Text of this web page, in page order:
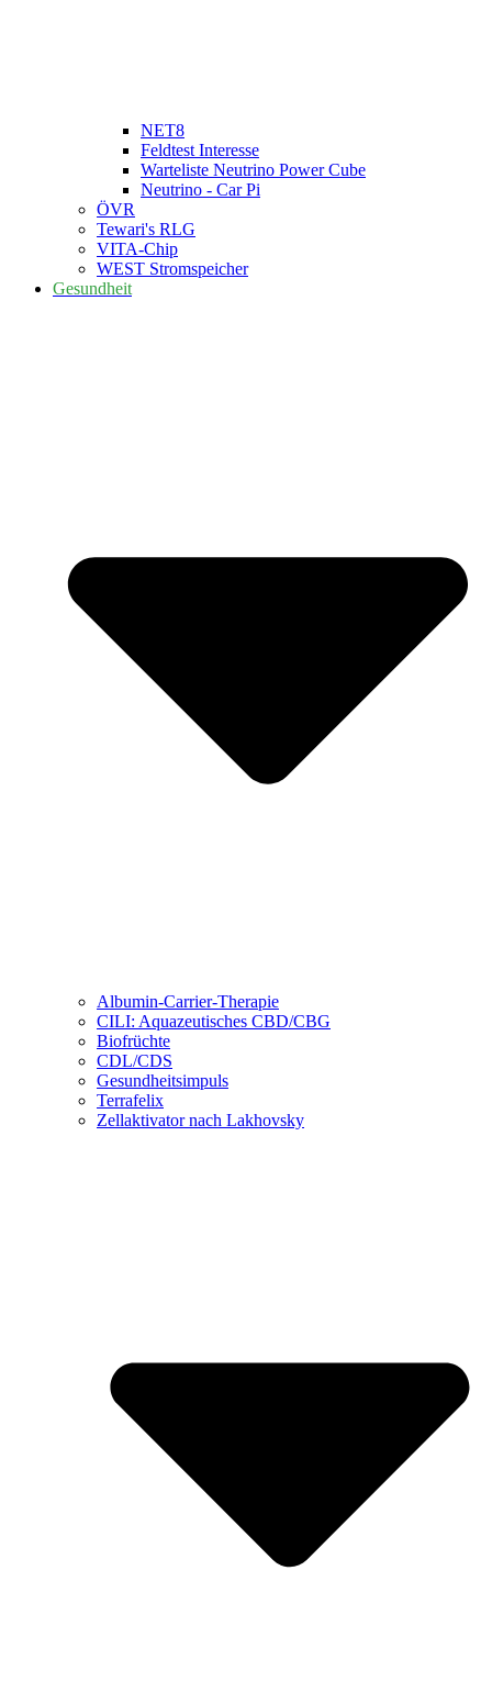
NET8
Feldtest Interesse
Warteliste Neutrino Power Cube
Neutrino - Car Pi
ÖVR
Tewari's RLG
VITA-Chip
WEST Stromspeicher
Gesundheit
Albumin-Carrier-Therapie
CILI: Aquazeutisches CBD/CBG
Biofrüchte
CDL/CDS
Gesundheitsimpuls
Terrafelix
Zellaktivator nach Lakhovsky